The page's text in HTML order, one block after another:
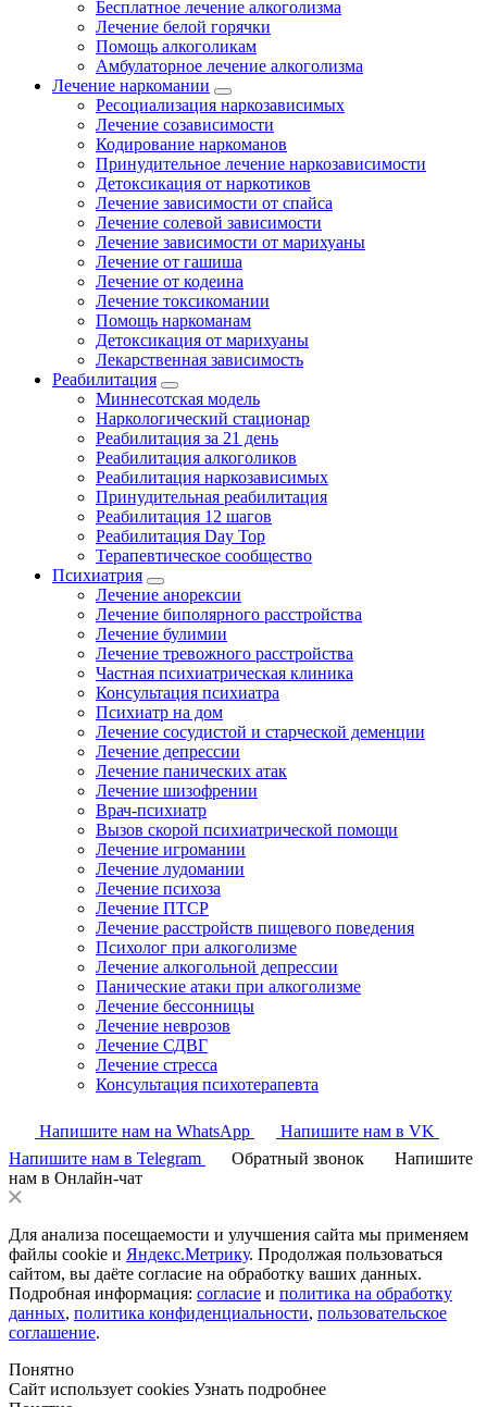
Бесплатное лечение алкоголизма
Лечение белой горячки
Помощь алкоголикам
Амбулаторное лечение алкоголизма
Лечение наркомании
Ресоциализация наркозависимых
Лечение созависимости
Кодирование наркоманов
Принудительное лечение наркозависимости
Детоксикация от наркотиков
Лечение зависимости от спайса
Лечение солевой зависимости
Лечение зависимости от марихуаны
Лечение от гашиша
Лечение от кодеина
Лечение токсикомании
Помощь наркоманам
Детоксикация от марихуаны
Лекарственная зависимость
Реабилитация
Миннесотская модель
Наркологический стационар
Реабилитация за 21 день
Реабилитация алкоголиков
Реабилитация наркозависимых
Принудительная реабилитация
Реабилитация 12 шагов
Реабилитация Day Top
Терапевтическое сообщество
Психиатрия
Лечение анорексии
Лечение биполярного расстройства
Лечение булимии
Лечение тревожного расстройства
Частная психиатрическая клиника
Консультация психиатра
Психиатр на дом
Лечение сосудистой и старческой деменции
Лечение депрессии
Лечение панических атак
Лечение шизофрении
Врач-психиатр
Вызов скорой психиатрической помощи
Лечение игромании
Лечение лудомании
Лечение психоза
Лечение ПТСР
Лечение расстройств пищевого поведения
Психолог при алкоголизме
Лечение алкогольной депрессии
Панические атаки при алкоголизме
Лечение бессонницы
Лечение неврозов
Лечение СДВГ
Лечение стресса
Консультация психотерапевта
Напишите нам на WhatsApp
Напишите нам в VK
Напишите нам в Telegram
Обратный звонок
Напишите
нам в Онлайн-чат
Для анализа посещаемости и улучшения сайта мы применяем
файлы cookie и Яндекс.Метрику. Продолжая пользоваться
сайтом, вы даёте согласие на обработку ваших данных.
Подробная информация: согласие и политика на обработку
данных, политика конфиденциальности, пользовательское
соглашение.
Понятно
Сайт использует cookies Узнать подробнее